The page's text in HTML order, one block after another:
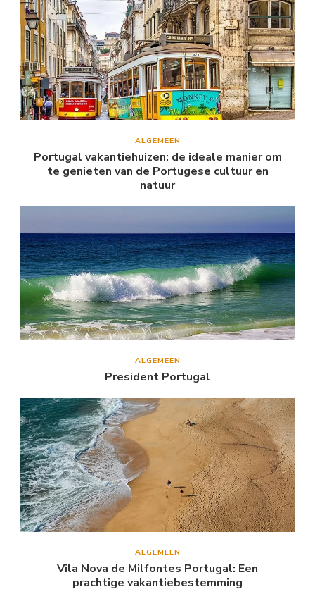
ALGEMEEN
Portugal vakantiehuizen: de ideale manier om
te genieten van de Portugese cultuur en
natuur
ALGEMEEN
President Portugal
ALGEMEEN
Vila Nova de Milfontes Portugal: Een
prachtige vakantiebestemming